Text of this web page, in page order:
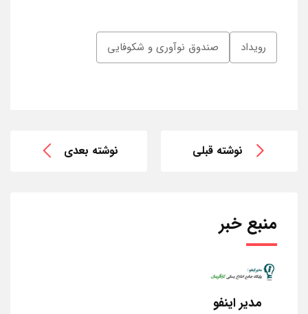
رویداد صندوق نوآوری و شکوفایی
نوشته قبلی نوشته بعدی
منبع خبر
مدیر اینفو